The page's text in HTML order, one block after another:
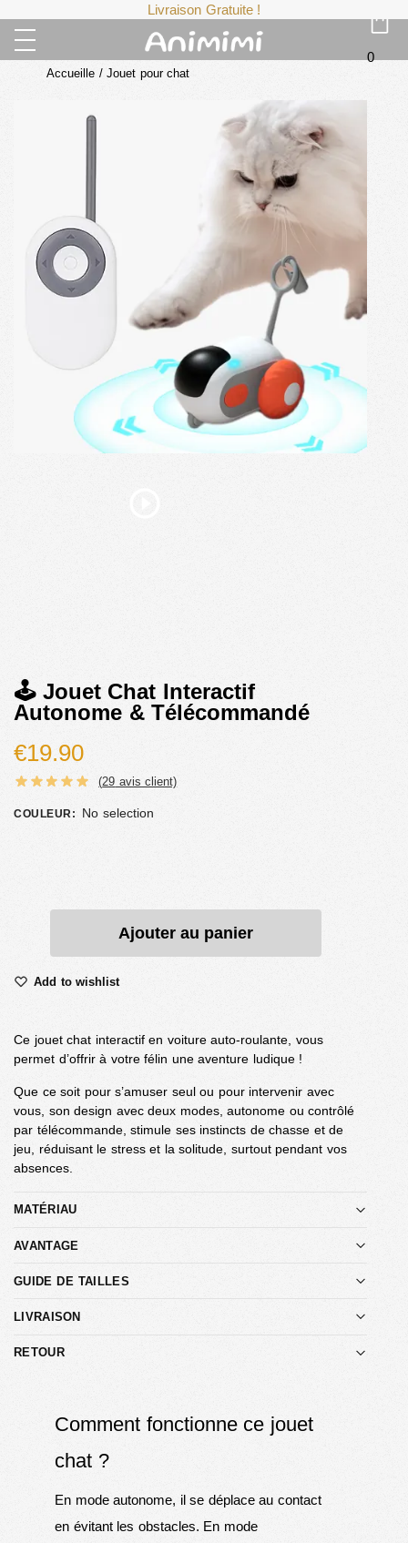
Livraison Gratuite !
0
Accueille / Jouet pour chat
🕹️ Jouet Chat Interactif
Autonome & Télécommandé
€19.90
(29 avis client)
COULEUR: No selection
Ajouter au panier
Add to wishlist
Ce jouet chat interactif en voiture auto-roulante, vous
permet d’offrir à votre félin une aventure ludique !
Que ce soit pour s’amuser seul ou pour intervenir avec
vous, son design avec deux modes, autonome ou contrôlé
par télécommande, stimule ses instincts de chasse et de
jeu, réduisant le stress et la solitude, surtout pendant vos
absences.
MATÉRIAU
AVANTAGE
GUIDE DE TAILLES
LIVRAISON
RETOUR
Comment fonctionne ce jouet
chat ?
En mode autonome, il se déplace au contact
en évitant les obstacles. En mode